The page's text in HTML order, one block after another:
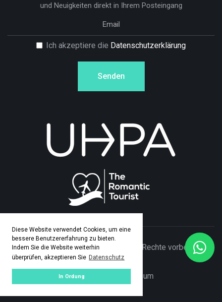
Diese Website verwendet Cookies, um eine
bessere Benutzererfahrung zu bieten.
Indem Sie die Website weiterhin
überprüfen, akzeptieren Sie Datenschutz
In Ordung
und Neuigkeiten direkt in Ihrem Posteingang
Ich akzeptiere die Datenschutzerklärung
Senden
© Copyright 2026 Adamo Travel. Alle Rechte vorbehalten.
Made byASPEKT
Datenschutz
Impresum